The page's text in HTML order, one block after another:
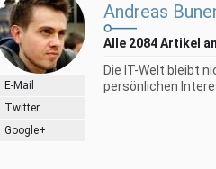
E-Mail
Twitter
Google+
Andreas
Alle 2084 Artikel
Die IT-Welt bleibt
persönlichen